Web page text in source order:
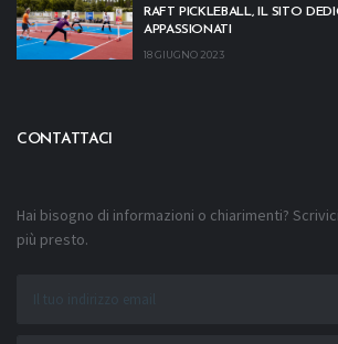
RAFT PICKLEBALL, IL SITO
APPASSIONATI
18 GIUGNO 2023
CONTATTACI
Hai bisogno di informazioni o chiarimenti?
più presto.